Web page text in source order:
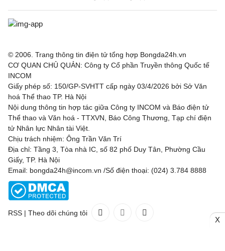
© 2006. Trang thông tin điện tử tổng hợp Bongda24h.vn
CƠ QUAN CHỦ QUẢN: Công ty Cổ phần Truyền thông Quốc tế
INCOM
Giấy phép số: 150/GP-SVHTT cấp ngày 03/4/2026 bởi Sở Văn
hoá Thể thao TP. Hà Nội
Nội dung thông tin hợp tác giữa Công ty INCOM và Báo điện tử
Thể thao và Văn hoá - TTXVN, Báo Công Thương, Tạp chí điện
tử Nhân lực Nhân tài Việt.
Chịu trách nhiệm: Ông Trần Văn Trí
Địa chỉ: Tầng 3, Tòa nhà IC, số 82 phố Duy Tân, Phường Cầu
Giấy, TP. Hà Nội
Email: bongda24h@incom.vn /Số điện thoại: (024) 3.784 8888
RSS | Theo dõi chúng tôi
X